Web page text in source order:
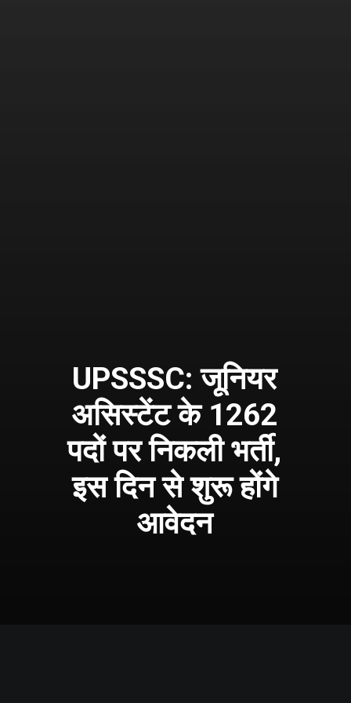
UPSSSC: जूनियर
असिस्टेंट के 1262
पदों पर निकली भर्ती,
इस दिन से शुरू होंगे
आवेदन